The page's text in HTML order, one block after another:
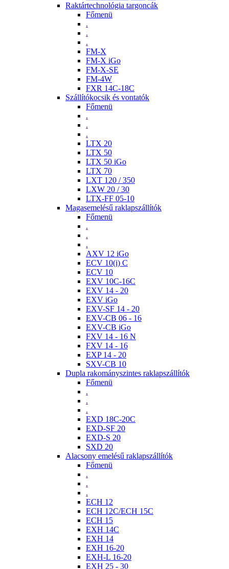
Raktártechnológia targoncák
Főmenü
.
.
.
FM-X
FM-X iGo
FM-X-SE
FM-4W
FXR 14C-18C
Szállítókocsik és vontatók
Főmenü
.
.
.
LTX 20
LTX 50
LTX 50 iGo
LTX 70
LXT 120 / 350
LXW 20 / 30
LTX-FF 05-10
Magasemelésű raklapszállítók
Főmenü
.
.
.
AXV 12 iGo
ECV 10(i) C
ECV 10
EXV 10C-16C
EXV 14 - 20
EXV iGo
EXV-SF 14 - 20
EXV-CB 06 - 16
EXV-CB iGo
FXV 14 - 16 N
FXV 14 - 16
EXP 14 - 20
SXV-CB 10
Dupla rakományszintes raklapszállítók
Főmenü
.
.
.
EXD 18C-20C
EXD-SF 20
EXD-S 20
SXD 20
Alacsony emelésű raklapszállítók
Főmenü
.
.
.
ECH 12
ECH 12C/ECH 15C
ECH 15
EXH 14C
EXH 14
EXH 16-20
EXH-L 16-20
EXH 25 - 30